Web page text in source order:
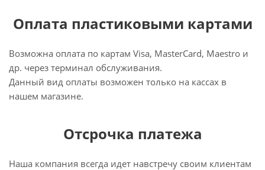
Оплата пластиковыми картами
Возможна оплата по картам Visa, MasterCard, Maestro и
др. через терминал обслуживания.
Данный вид оплаты возможен только на кассах в
нашем магазине.
Отсрочка платежа
Наша компания всегда идет навстречу своим клиентам